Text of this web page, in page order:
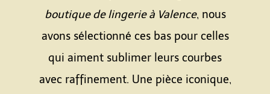
boutique de lingerie à Valence, nous
avons sélectionné ces bas pour celles
qui aiment sublimer leurs courbes
avec raffinement. Une pièce iconique,